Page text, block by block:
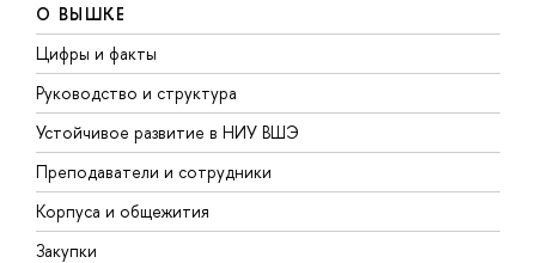
О ВЫШКЕ
Цифры и факты
Руководство и структура
Устойчивое развитие в НИУ ВШЭ
Преподаватели и сотрудники
Корпуса и общежития
Закупки